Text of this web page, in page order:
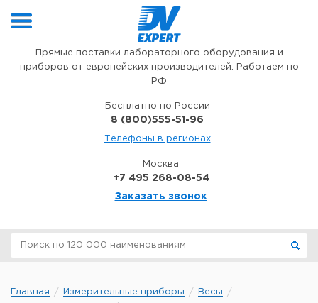
Прямые поставки лабораторного оборудования и
приборов от европейских производителей. Работаем по
РФ
Бесплатно по России
8 (800)555-51-96
Телефоны в регионах
Москва
+7 495 268-08-54
Заказать звонок
Главная Измерительные приборы
Весы